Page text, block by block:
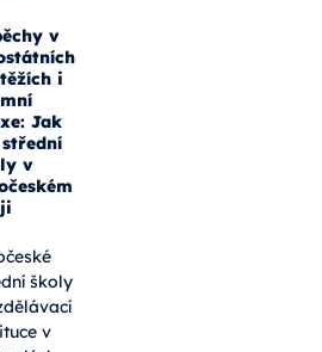
v
i
Jak
v
školy
v